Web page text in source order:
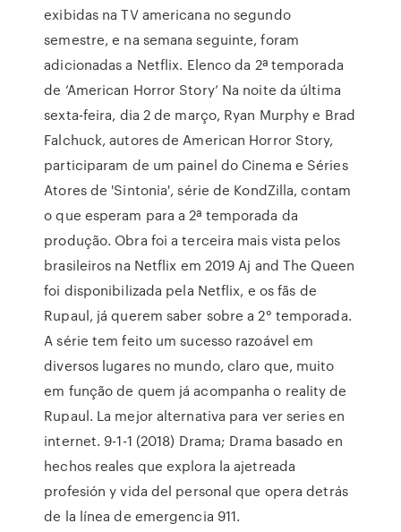
exibidas na TV americana no segundo
semestre, e na semana seguinte, foram
adicionadas a Netflix. Elenco da 2ª temporada
de ‘American Horror Story’ Na noite da última
sexta-feira, dia 2 de março, Ryan Murphy e Brad
Falchuck, autores de American Horror Story,
participaram de um painel do Cinema e Séries
Atores de 'Sintonia', série de KondZilla, contam
o que esperam para a 2ª temporada da
produção. Obra foi a terceira mais vista pelos
brasileiros na Netflix em 2019 Aj and The Queen
foi disponibilizada pela Netflix, e os fãs de
Rupaul, já querem saber sobre a 2° temporada.
A série tem feito um sucesso razoável em
diversos lugares no mundo, claro que, muito
em função de quem já acompanha o reality de
Rupaul. La mejor alternativa para ver series en
internet. 9-1-1 (2018) Drama; Drama basado en
hechos reales que explora la ajetreada
profesión y vida del personal que opera detrás
de la línea de emergencia 911.